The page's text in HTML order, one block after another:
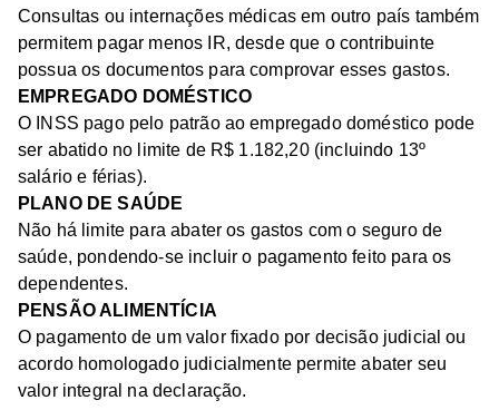
Consultas ou internações médicas em outro país também
permitem pagar menos IR, desde que o contribuinte
possua os documentos para comprovar esses gastos.
EMPREGADO DOMÉSTICO
O INSS pago pelo patrão ao empregado doméstico pode
ser abatido no limite de R$ 1.182,20 (incluindo 13º
salário e férias).
PLANO DE SAÚDE
Não há limite para abater os gastos com o seguro de
saúde, pondendo-se incluir o pagamento feito para os
dependentes.
PENSÃO ALIMENTÍCIA
O pagamento de um valor fixado por decisão judicial ou
acordo homologado judicialmente permite abater seu
valor integral na declaração.